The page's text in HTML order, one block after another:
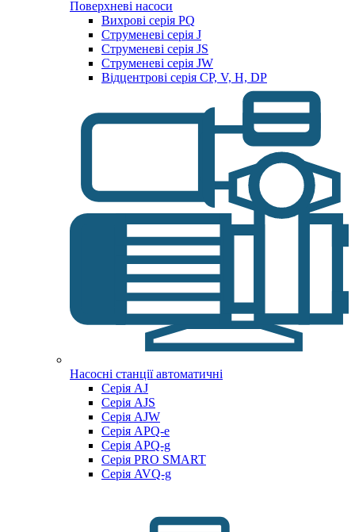
Поверхневі насоси
Вихрові серія PQ
Струменеві серія J
Струменеві серія JS
Струменеві серія JW
Відцентрові серія CP, V, H, DP
Насосні станції автоматичні
Серія AJ
Серія AJS
Серія AJW
Серія APQ-e
Серія APQ-g
Серія PRO SMART
Серія AVQ-g